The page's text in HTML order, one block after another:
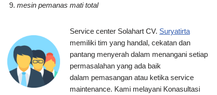
mesin pemanas mati total
Service center Solahart CV. Suryatirta
memiliki tim yang handal, cekatan dan
pantang menyerah dalam menangani setiap
permasalahan yang ada baik
dalam pemasangan atau ketika service
maintenance. Kami melayani Konasultasi